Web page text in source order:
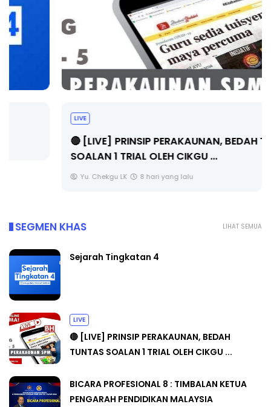
🔴 [LIVE] PRINSIP PERAKAUNAN, BEDAH TUNTAS
SOALAN 1 TRIAL OLEH CIKGU ...
Yu. Chekgu LK 8 hari yang lalu
LIHAT SEMUA
SEGMEN KHAS
Sejarah Tingkatan 4
LIVE
🔴 [LIVE] PRINSIP PERAKAUNAN, BEDAH
TUNTAS SOALAN 1 TRIAL OLEH CIKGU ...
BICARA PROFESIONAL 8 : TIMBALAN KETUA
PENGARAH PENDIDIKAN MALAYSIA